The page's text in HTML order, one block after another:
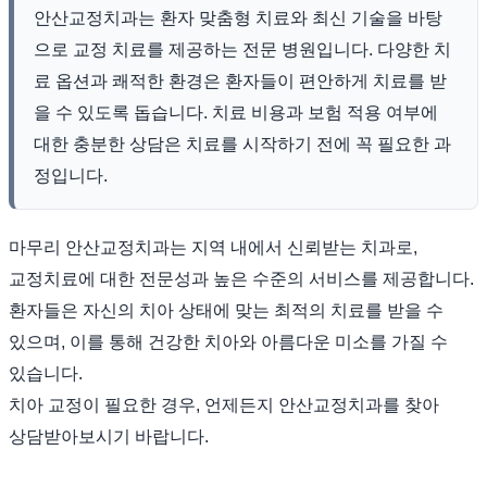
안산교정치과는 환자 맞춤형 치료와 최신 기술을 바탕
으로 교정 치료를 제공하는 전문 병원입니다. 다양한 치
료 옵션과 쾌적한 환경은 환자들이 편안하게 치료를 받
을 수 있도록 돕습니다. 치료 비용과 보험 적용 여부에
대한 충분한 상담은 치료를 시작하기 전에 꼭 필요한 과
정입니다.
마무리 안산교정치과는 지역 내에서 신뢰받는 치과로,
교정치료에 대한 전문성과 높은 수준의 서비스를 제공합니다.
환자들은 자신의 치아 상태에 맞는 최적의 치료를 받을 수
있으며, 이를 통해 건강한 치아와 아름다운 미소를 가질 수
있습니다.
치아 교정이 필요한 경우, 언제든지 안산교정치과를 찾아
상담받아보시기 바랍니다.